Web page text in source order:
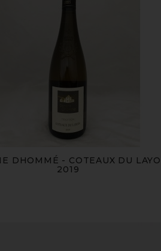
DHOMMÉ - COTEAUX DU
2019